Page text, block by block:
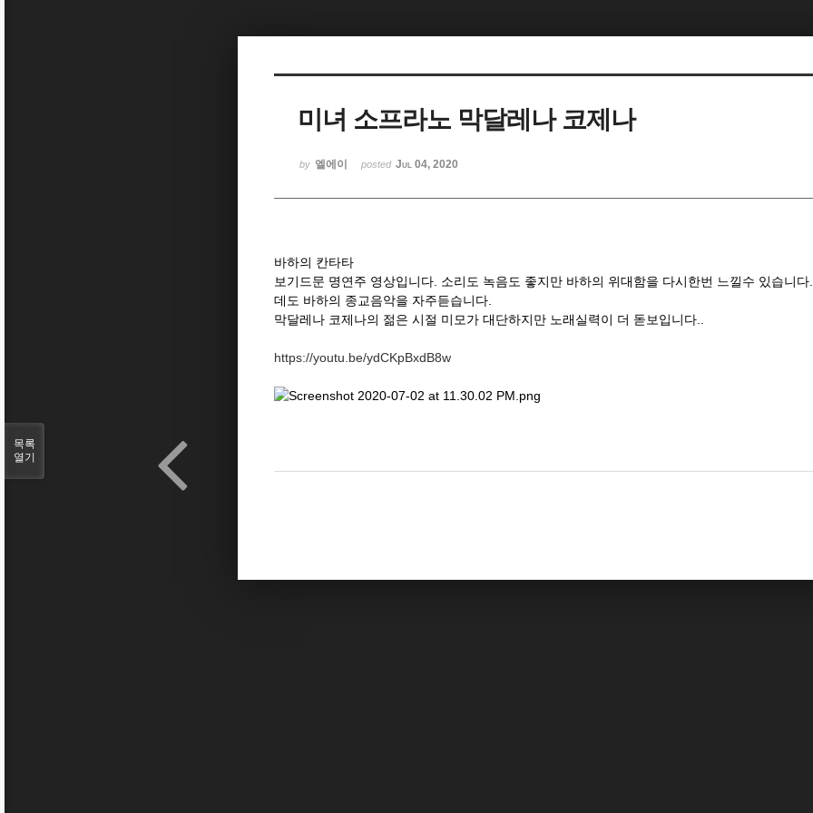
미녀 소프라노 막달레나 코제나
by 엘에이 posted Jul 04, 2020
바하의 칸타타
보기드문 명연주 영상입니다. 소리도 녹음도 좋지만 바하의 위대함을 다시한번 느낄수 있습니
데도 바하의 종교음악을 자주듣습니다.
막달레나 코제나의 젊은 시절 미모가 대단하지만 노래실력이 더 돋보입니다..
https://youtu.be/ydCKpBxdB8w
목록
열기
Sketchbook5, 스케치북5
Sketchbook5, 스케치북5